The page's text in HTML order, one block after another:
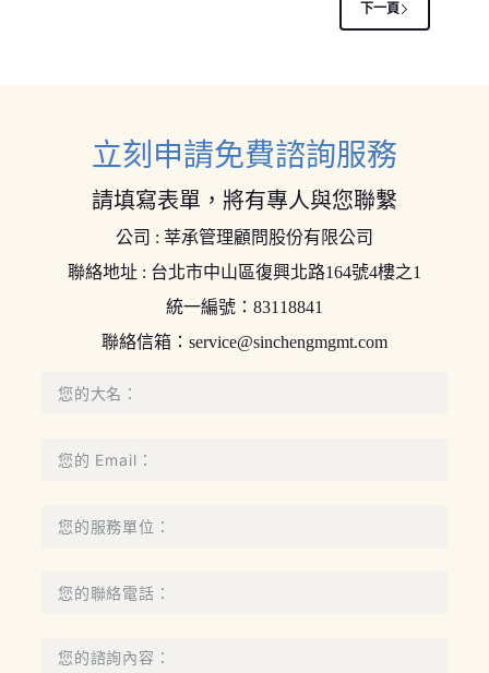
下一頁
立刻申請免費諮詢服務
請填寫表單，將有專人與您聯繫
公司 : 莘承管理顧問股份有限公司
聯絡地址 : 台北市中山區復興北路164號4樓之1
統一編號：83118841
聯絡信箱： service@sinchengmgmt.com